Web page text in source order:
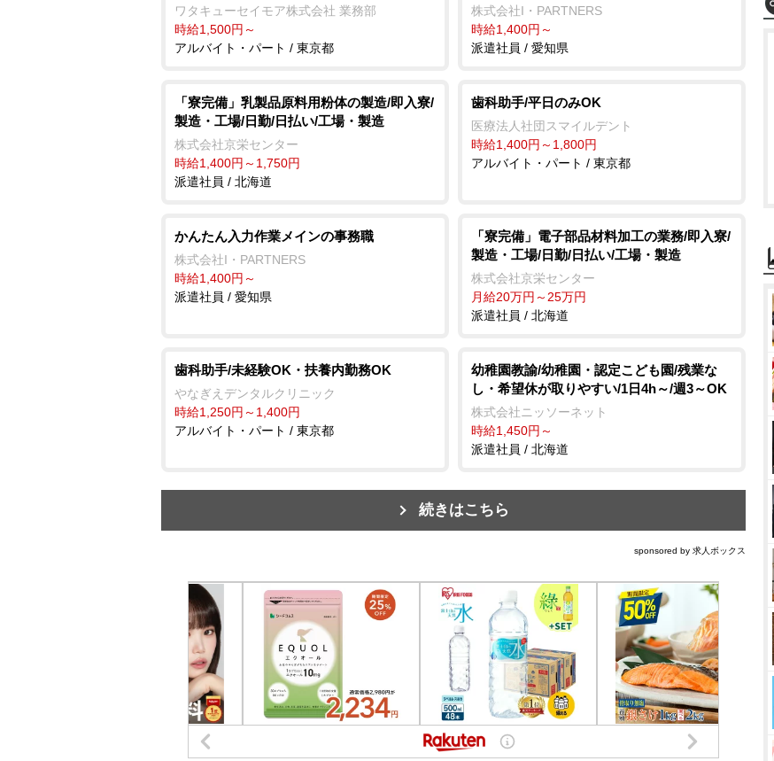
ワタキューセイモア株式会社 業務部
時給1,500円～
アルバイト・パート / 東京都
株式会社I・PARTNERS
時給1,400円～
派遣社員 / 愛知県
「寮完備」乳製品原料用粉体の製造/即入寮/
製造・工場/日勤/日払い/工場・製造
株式会社京栄センター
時給1,400円～1,750円
派遣社員 / 北海道
歯科助手/平日のみOK
医療法人社団スマイルデント
時給1,400円～1,800円
アルバイト・パート / 東京都
かんたん入力作業メインの事務職
株式会社I・PARTNERS
時給1,400円～
派遣社員 / 愛知県
「寮完備」電子部品材料加工の業務/即入寮/
製造・工場/日勤/日払い/工場・製造
株式会社京栄センター
月給20万円～25万円
派遣社員 / 北海道
歯科助手/未経験OK・扶養内勤務OK
なぎえデンタルクリニック
時給1,250円～1,400円
アルバイト・パート / 東京都
幼稚園教諭/幼稚園・認定こども園/残業な
し・希望休が取りやすい/1日4h～/週3～OK
株式会社ニッソーネット
時給1,450円～
派遣社員 / 北海道
続きはこちら
sponsored by 求人ボックス